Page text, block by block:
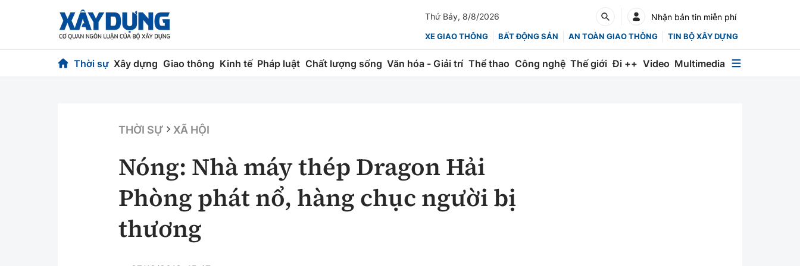
Thứ Bảy, 8/8/2026 Nhận bản tin miễn phí
XE GIAO THÔNG BẤT ĐỘNG SẢN AN TOÀN GIAO THÔNG TIN BỘ XÂY DỰNG
Thời sự Xây dựng Giao thông Kinh tế Pháp luật Chất lượng sống Văn hóa - Giải trí Thể thao Công nghệ Thế giới Đi ++ Video Multimedia
Chuyện dọc đường
Chỉ đạo điều hành
Vật liệu xây dựng
Giám định chất lượng
Quản lý đô thị
Hàng không
Đường sắt
Chứng khoán
Bảo hiểm
THỜI SỰ XÃ HỘI
Nóng: Nhà máy thép Dragon Hải
Phòng phát nổ, hàng chục người bị
thương